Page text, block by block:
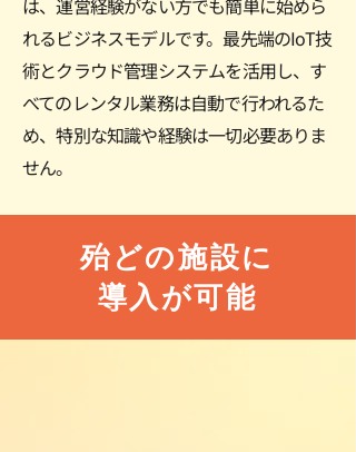
は、運営経験がない方でも簡単に始めら
れるビジネスモデルです。最先端のIoT技
術とクラウド管理システムを活用し、す
べてのレンタル業務は自動で行われるた
め、特別な知識や経験は一切必要ありま
せん。
殆どの施設に
導入が可能